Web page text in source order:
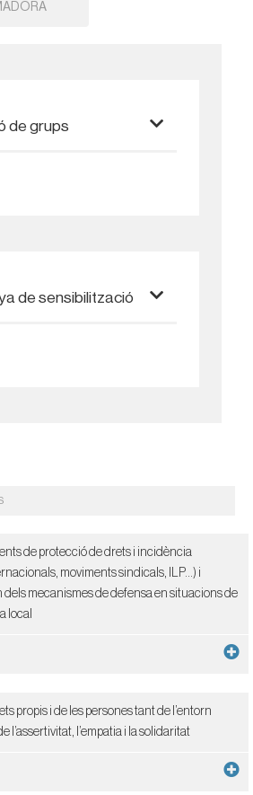
de grups
de sensibilització
de protecció de drets i incidència
moviments sindicals, ILP...) i
mecanismes de defensa en situacions de
local
propis i de les persones tant de l’entorn
l’assertivitat, l’empatia i la solidaritat